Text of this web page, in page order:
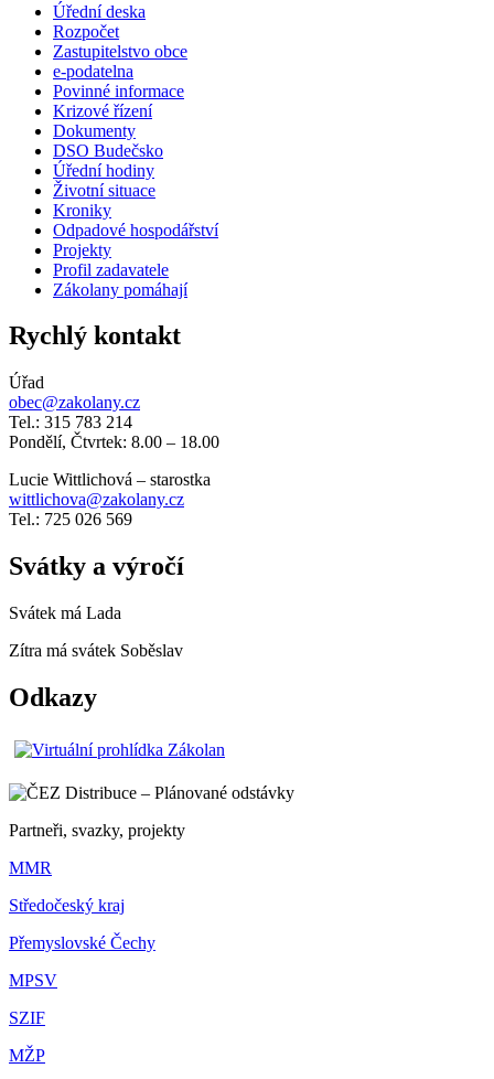
Úřední deska
Rozpočet
Zastupitelstvo obce
e-podatelna
Povinné informace
Krizové řízení
Dokumenty
DSO Budečsko
Úřední hodiny
Životní situace
Kroniky
Odpadové hospodářství
Projekty
Profil zadavatele
Zákolany pomáhají
Rychlý kontakt
Úřad
obec@zakolany.cz
Tel.: 315 783 214
Pondělí, Čtvrtek: 8.00 – 18.00
Lucie Wittlichová – starostka
wittlichova@zakolany.cz
Tel.: 725 026 569
Svátky a výročí
Svátek má Lada
Zítra má svátek Soběslav
Odkazy
Partneři, svazky, projekty
MMR
Středočeský kraj
Přemyslovské Čechy
MPSV
SZIF
MŽP